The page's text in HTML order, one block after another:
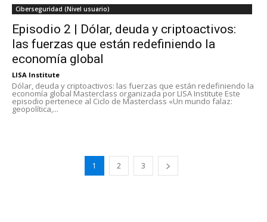
Ciberseguridad (Nivel usuario)
Episodio 2 | Dólar, deuda y criptoactivos:
las fuerzas que están redefiniendo la
economía global
LISA Institute
Dólar, deuda y criptoactivos: las fuerzas que están redefiniendo la
economía global Masterclass organizada por LISA Institute Este
episodio pertenece al Ciclo de Masterclass «Un mundo falaz:
geopolítica,...
1 2 3